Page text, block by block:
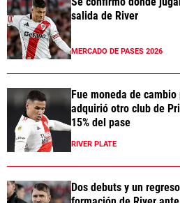
salida de River
MERCADO DE PASES 2026
Fue moneda de
adquirió otro club de
15% del pase
RIVER PLATE
Dos debuts y un